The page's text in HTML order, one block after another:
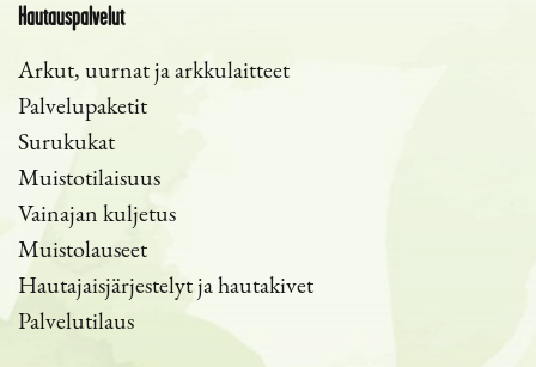
Hautauspalvelut
Arkut, uurnat ja arkkulaitteet
Palvelupaketit
Surukukat
Muistotilaisuus
Vainajan kuljetus
Muistolauseet
Hautajaisjärjestelyt ja hautakivet
Palvelutilaus